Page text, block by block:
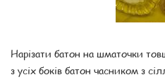
Нарізати батон на шматочки
з усіх боків батон часником з